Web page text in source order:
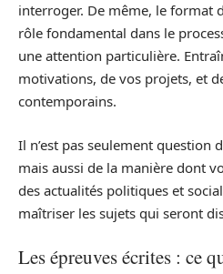
interroger. De même, le format
rôle fondamental dans le
une attention particulière.
motivations, de vos projets, et
contemporains.
Il n’est pas seulement question
mais aussi de la manière dont
des actualités politiques et
maîtriser les sujets qui seront
Les épreuves écrites : ce